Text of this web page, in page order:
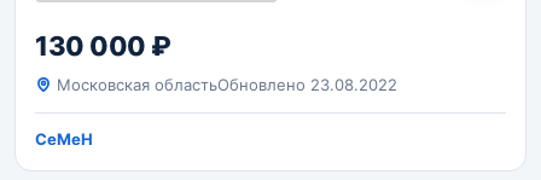
130 000 ₽
Московская областьОбновлено 23.08.2022
CeMeH